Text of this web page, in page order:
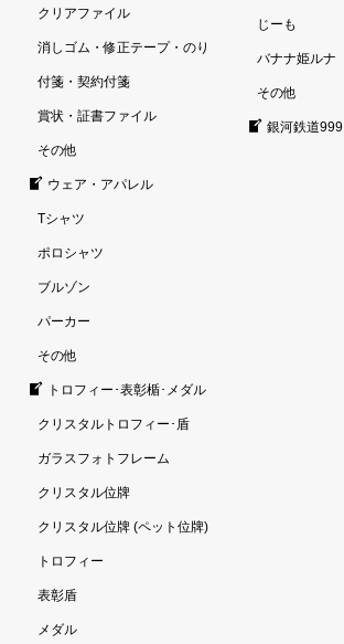
クリアファイル
消しゴム・修正テープ・のり
付箋・契約付箋
賞状・証書ファイル
その他
ウェア・アパレル
Tシャツ
ポロシャツ
ブルゾン
パーカー
その他
トロフィー･表彰楯･メダル
クリスタルトロフィー･盾
ガラスフォトフレーム
クリスタル位牌
クリスタル位牌 (ペット位牌)
トロフィー
表彰盾
メダル
じーも
バナナ姫ルナ
その他
銀河鉄道999